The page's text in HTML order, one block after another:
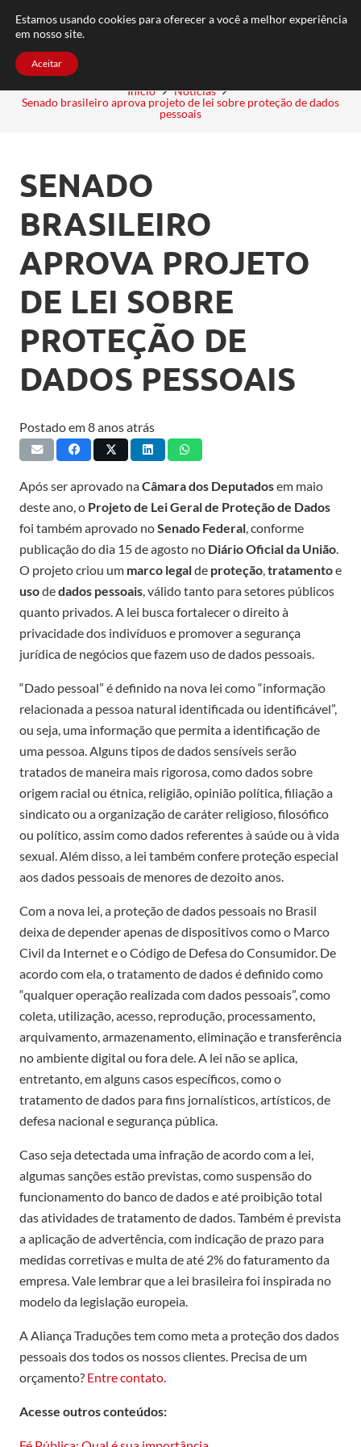
FAQ TRABALHE CONOSCO CONTATO
Início
Notícias
Senado brasileiro aprova projeto de lei sobre proteção de dados
pessoais
SENADO
BRASILEIRO
APROVA PROJETO
DE LEI SOBRE
PROTEÇÃO DE
DADOS PESSOAIS
Postado em8 anos atrás
Após ser aprovado naCâmara dos Deputadosem maio
deste ano, o Projeto de Lei Geral de Proteção de Dados
foi também aprovado noSenado Federal, conforme
publicação do dia 15 de agosto no Diário Oficial da União.
O projeto criou um marco legalde proteção,tratamentoe
usodedados pessoais, válido tanto para setores públicos
quanto privados. A lei busca fortalecer o direito à
privacidade dos indivíduos e promover a segurança
jurídica de negócios que fazem uso de dados pessoais.
“Dado pessoal” é definido na nova lei como “informação
relacionada a pessoa natural identificada ou identificável”,
ou seja, uma informação que permita a identificação de
uma pessoa. Alguns tipos de dados sensíveis serão
tratados de maneira mais rigorosa, como dados sobre
origem racial ou étnica, religião, opinião política, filiação a
sindicato ou a organização de caráter religioso, filosófico
ou político, assim como dados referentes à saúde ou à vida
sexual. Além disso, a lei também confere proteção especial
aos dados pessoais de menores de dezoito anos.
Com a nova lei, a proteção de dados pessoais no Brasil
deixa de depender apenas de dispositivos como o Marco
Civil da Internet e o Código de Defesa do Consumidor. De
acordo com ela, o tratamento de dados é definido como
“qualquer operação realizada com dados pessoais”, como
coleta, utilização, acesso, reprodução, processamento,
arquivamento, armazenamento, eliminação e transferência
no ambiente digital ou fora dele. A lei não se aplica,
entretanto, em alguns casos específicos, como o
tratamento de dados para fins jornalísticos, artísticos, de
defesa nacional e segurança pública.
Caso seja detectada uma infração de acordo com a lei,
algumas sanções estão previstas, como suspensão do
funcionamento do banco de dados e até proibição total
das atividades de tratamento de dados. Também é prevista
a aplicação de advertência, com indicação de prazo para
medidas corretivas e multa de até 2% do faturamento da
empresa. Vale lembrar que a lei brasileira foi inspirada no
modelo da legislação europeia.
A Aliança Traduções tem como meta a proteção dos dados
pessoais dos todos os nossos clientes. Precisa de um
orçamento? Entre contato.
Acesse outros conteúdos:
Estamos usando cookies para oferecer a você a melhor experiência
em nosso site.
Aceitar